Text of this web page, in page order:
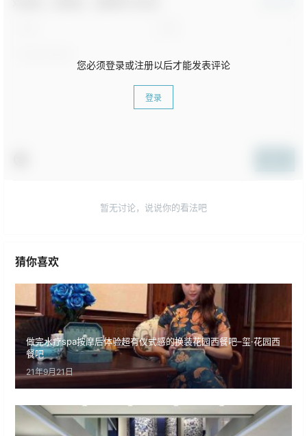
您必须登录或注册以后才能发表评论
登录
暂无讨论，说说你的看法吧
猜你喜欢
做完水疗spa按摩后体验超有仪式感的换装花园西餐吧–玺·花园西
餐吧
21年9月21日